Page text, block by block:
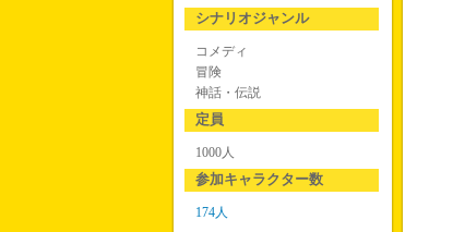
シナリオジャンル
コメディ
冒険
神話・伝説
定員
1000人
参加キャラクター数
174人